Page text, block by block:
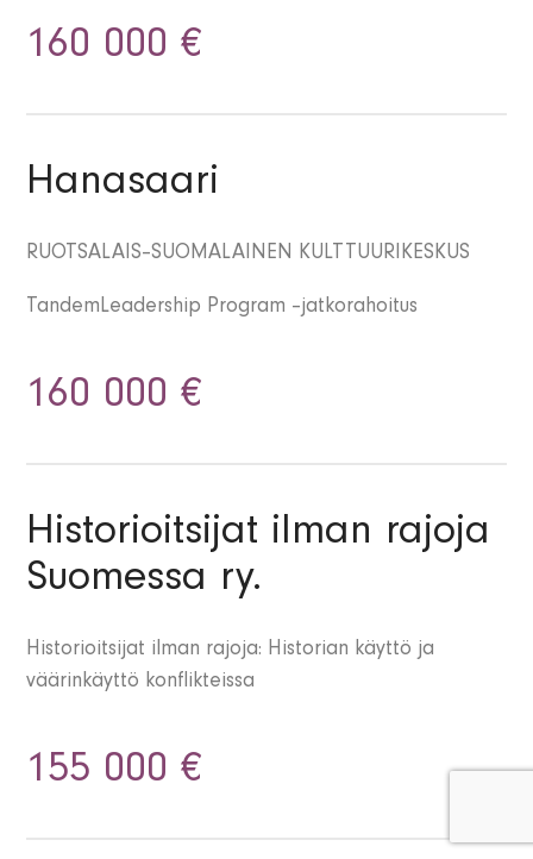
160 000 €
Hanasaari
RUOTSALAIS–SUOMALAINEN KULTTUURIKESKUS
TandemLeadership Program –jatkorahoitus
160 000 €
Historioitsijat ilman rajoja
Suomessa ry.
Historioitsijat ilman rajoja: Historian käyttö ja
väärinkäyttö konflikteissa
155 000 €